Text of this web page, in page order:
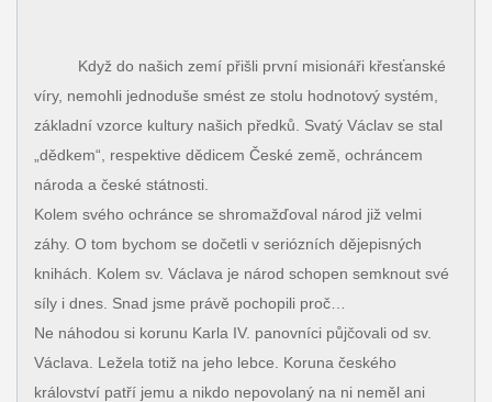
Když do našich zemí přišli první misionáři křesťanské
víry, nemohli jednoduše smést ze stolu hodnotový systém,
základní vzorce kultury našich předků. Svatý Václav se stal
„dědkem“, respektive dědicem České země, ochráncem
národa a české státnosti.
Kolem svého ochránce se shromažďoval národ již velmi
záhy. O tom bychom se dočetli v seriózních dějepisných
knihách. Kolem sv. Václava je národ schopen semknout své
síly i dnes. Snad jsme právě pochopili proč…
Ne náhodou si korunu Karla IV. panovníci půjčovali od sv.
Václava. Ležela totiž na jeho lebce. Koruna českého
království patří jemu a nikdo nepovolaný na ni neměl ani